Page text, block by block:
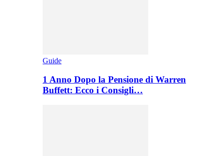
Guide
1 Anno Dopo la Pensione di Warren
Buffett: Ecco i Consigli…